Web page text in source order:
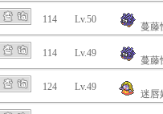
114 Lv.50
蔓藤
114 Lv.49
蔓藤
124 Lv.49
迷唇